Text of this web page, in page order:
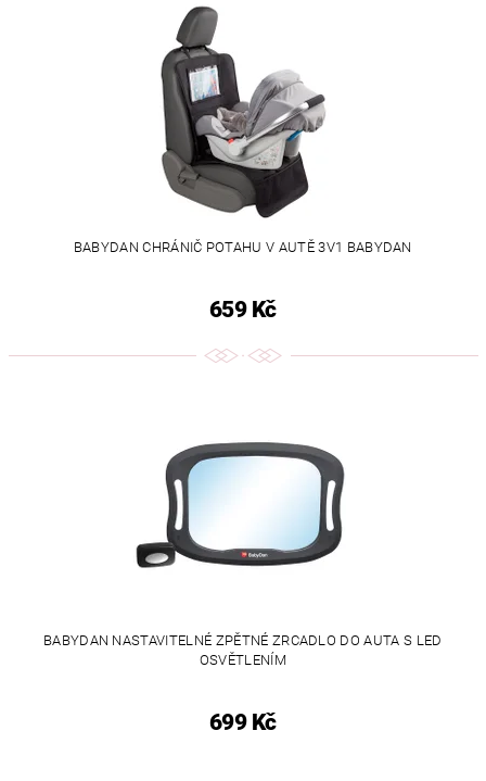
BABYDAN CHRÁNIČ POTAHU V AUTĚ 3V1 BABYDAN
659 Kč
BABYDAN NASTAVITELNÉ ZPĚTNÉ ZRCADLO DO AUTA S LED
OSVĚTLENÍM
699 Kč